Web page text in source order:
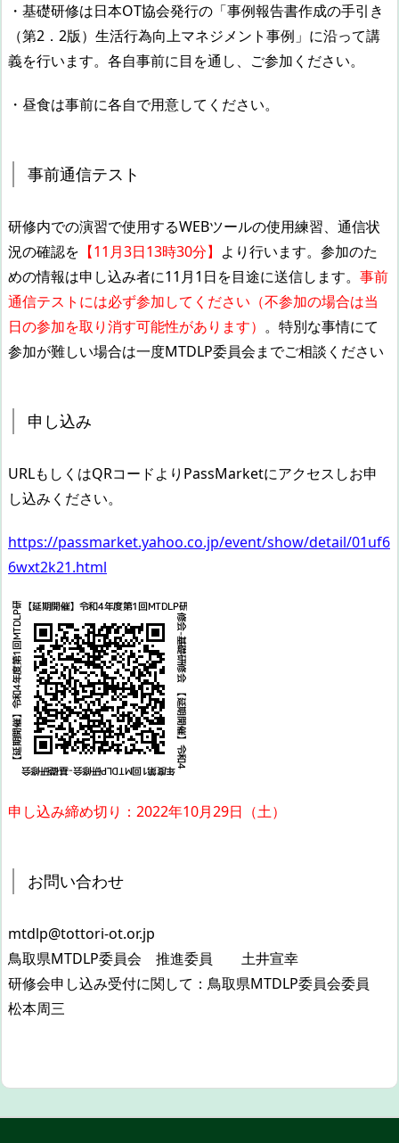
・基礎研修は日本OT協会発行の「事例報告書作成の手引き
（第2．2版）生活行為向上マネジメント事例」に沿って講
義を行います。各自事前に目を通し、ご参加ください。
・昼食は事前に各自で用意してください。
事前通信テスト
研修内での演習で使用するWEBツールの使用練習、通信状
況の確認を 【11月3日13時30分】 より行います。参加のた
めの情報は申し込み者に11月1日を目途に送信します。 事前
通信テストには必ず参加してください（不参加の場合は当
日の参加を取り消す可能性があります） 。特別な事情にて
参加が難しい場合は一度MTDLP委員会までご相談ください
申し込み
URLもしくはQRコードよりPassMarketにアクセスしお申
し込みください。
https://passmarket.yahoo.co.jp/event/show/detail/01uf6
6wxt2k21.html
申し込み締め切り：2022年10月29日（土）
お問い合わせ
mtdlp@tottori-ot.or.jp
鳥取県MTDLP委員会 推進委員 土井宣幸
研修会申し込み受付に関して：鳥取県MTDLP委員会委員
松本周三